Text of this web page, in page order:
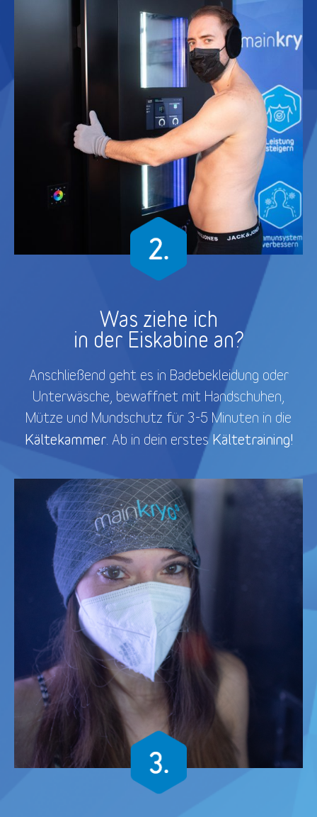
Was ziehe ich
in der Eiskabine an?
Anschließend geht es in Badebekleidung oder
Unterwäsche, bewaffnet mit Handschuhen,
Mütze und Mundschutz für 3-5 Minuten in die
Kältekammer. Ab in dein erstesKältetraining!